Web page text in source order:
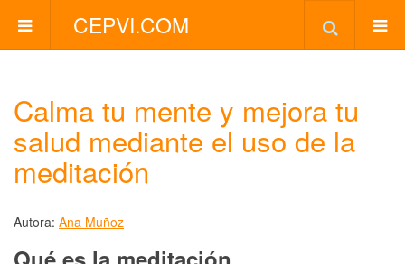
CEPVI.COM
Calma tu mente y mejora tu
salud mediante el uso de la
meditación
Autora: Ana Muñoz